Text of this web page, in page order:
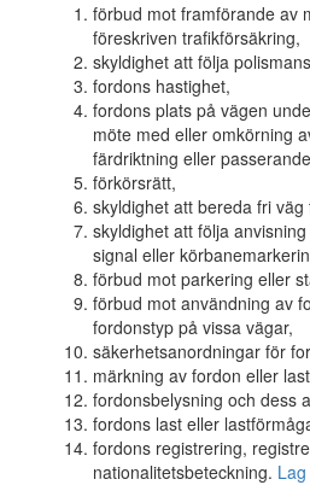
förbud mot framförande av
föreskriven trafikförsäkring,
skyldighet att följa
fordons hastighet,
fordons plats på vägen
möte med eller omkörning
färdriktning eller
förkörsrätt,
skyldighet att bereda fri
skyldighet att följa
signal eller
förbud mot parkering eller
förbud mot användning av
fordonstyp på vissa vägar,
säkerhetsanordningar för
märkning av fordon eller
fordonsbelysning och dess
fordons last eller
fordons registrering,
nationalitetsbeteckning.